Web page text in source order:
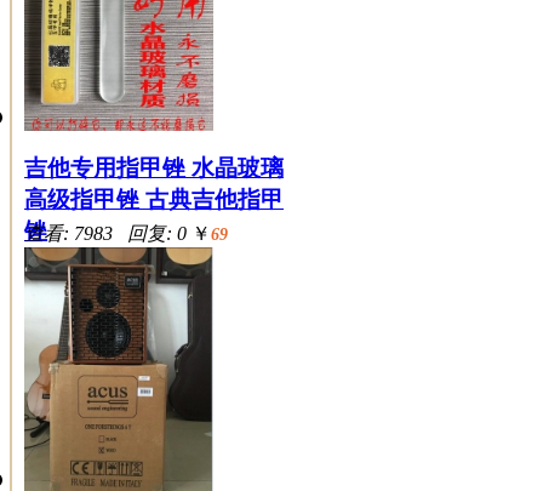
吉他专用指甲锉 水晶玻璃
高级指甲锉 古典吉他指甲
锉
查看: 7983 回复: 0 ￥ 69